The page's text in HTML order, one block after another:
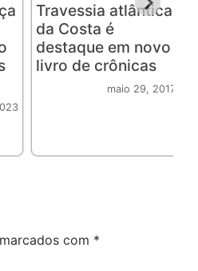
Travessia atlântica
da Costa é
destaque em novo
livro de crônicas
maio 29, 2017
com *